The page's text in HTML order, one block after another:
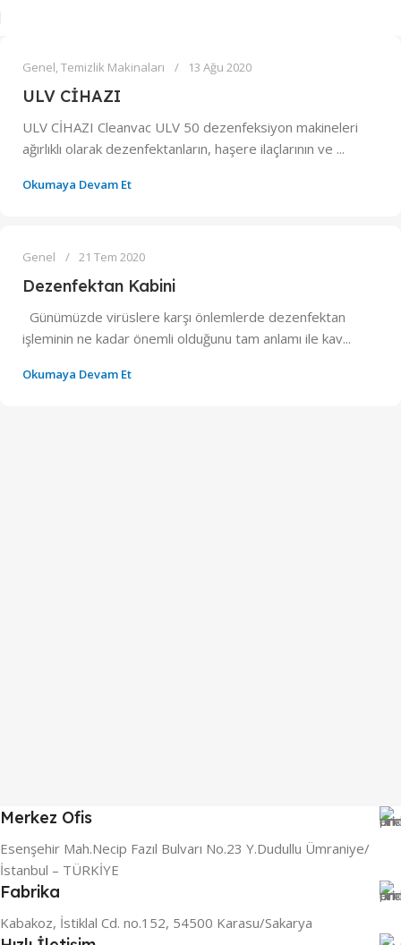
Genel,Temizlik Makinaları 13 Ağu 2020
ULV CİHAZI
ULV CİHAZI Cleanvac ULV 50 dezenfeksiyon makineleri
ağırlıklı olarak dezenfektanların, haşere ilaçlarının ve ...
Okumaya Devam Et
Genel 21 Tem 2020
Dezenfektan Kabini
Günümüzde virüslere karşı önlemlerde dezenfektan
işleminin ne kadar önemli olduğunu tam anlamı ile kav...
Okumaya Devam Et
Merkez Ofis
Esenşehir Mah.Necip Fazıl Bulvarı No.23 Y.Dudullu Ümraniye/
İstanbul – TÜRKİYE
Fabrika
Kabakoz, İstiklal Cd. no.152, 54500 Karasu/Sakarya